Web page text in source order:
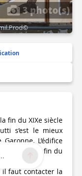
3 photo(s)
fin du XIXe siècle
s’est le mieux
L’édifice
mois à la fin du
il faut contacter la